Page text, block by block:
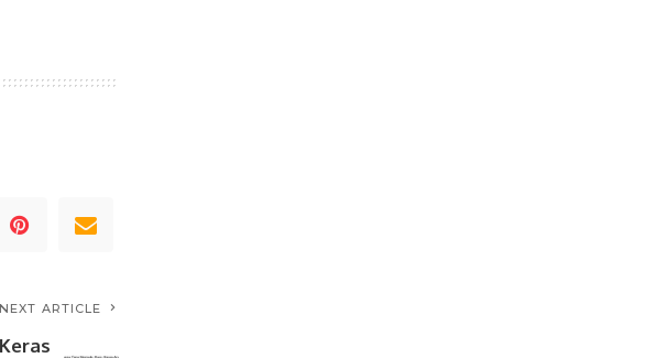
NEXT ARTICLE